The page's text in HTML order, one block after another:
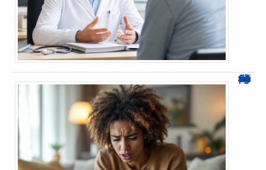
0424 démarchage : reconnaître l’appel et agir sans se tromper